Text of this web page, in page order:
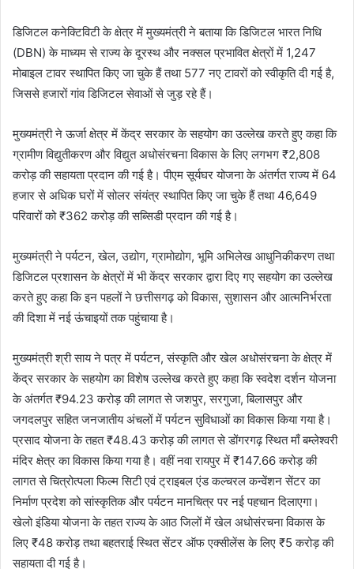
डिजिटल कनेक्टिविटी के क्षेत्र में मुख्यमंत्री ने बताया कि डिजिटल भारत निधि
(DBN) के माध्यम से राज्य के दूरस्थ और नक्सल प्रभावित क्षेत्रों में 1,247
मोबाइल टावर स्थापित किए जा चुके हैं तथा 577 नए टावरों को स्वीकृति दी गई है,
जिससे हजारों गांव डिजिटल सेवाओं से जुड़ रहे हैं।
मुख्यमंत्री ने ऊर्जा क्षेत्र में केंद्र सरकार के सहयोग का उल्लेख करते हुए कहा कि
ग्रामीण विद्युतीकरण और विद्युत अधोसंरचना विकास के लिए लगभग ₹2,808
करोड़ की सहायता प्रदान की गई है। पीएम सूर्यघर योजना के अंतर्गत राज्य में 64
हजार से अधिक घरों में सोलर संयंत्र स्थापित किए जा चुके हैं तथा 46,649
परिवारों को ₹362 करोड़ की सब्सिडी प्रदान की गई है।
मुख्यमंत्री ने पर्यटन, खेल, उद्योग, ग्रामोद्योग, भूमि अभिलेख आधुनिकीकरण तथा
डिजिटल प्रशासन के क्षेत्रों में भी केंद्र सरकार द्वारा दिए गए सहयोग का उल्लेख
करते हुए कहा कि इन पहलों ने छत्तीसगढ़ को विकास, सुशासन और आत्मनिर्भरता
की दिशा में नई ऊंचाइयों तक पहुंचाया है।
मुख्यमंत्री श्री साय ने पत्र में पर्यटन, संस्कृति और खेल अधोसंरचना के क्षेत्र में
केंद्र सरकार के सहयोग का विशेष उल्लेख करते हुए कहा कि स्वदेश दर्शन योजना
के अंतर्गत ₹94.23 करोड़ की लागत से जशपुर, सरगुजा, बिलासपुर और
जगदलपुर सहित जनजातीय अंचलों में पर्यटन सुविधाओं का विकास किया गया है।
प्रसाद योजना के तहत ₹48.43 करोड़ की लागत से डोंगरगढ़ स्थित माँ बम्लेश्वरी
मंदिर क्षेत्र का विकास किया गया है। वहीं नवा रायपुर में ₹147.66 करोड़ की
लागत से चित्रोत्पला फिल्म सिटी एवं ट्राइबल एंड कल्चरल कन्वेंशन सेंटर का
निर्माण प्रदेश को सांस्कृतिक और पर्यटन मानचित्र पर नई पहचान दिलाएगा।
खेलो इंडिया योजना के तहत राज्य के आठ जिलों में खेल अधोसंरचना विकास के
लिए ₹48 करोड़ तथा बहतराई स्थित सेंटर ऑफ एक्सीलेंस के लिए ₹5 करोड़ की
सहायता दी गई है।